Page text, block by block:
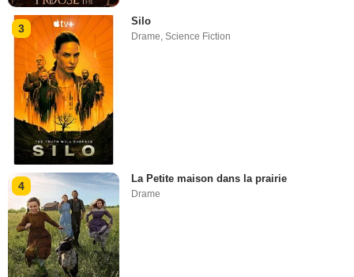
3
Silo
Drame,Science Fiction
4
La Petite maison dans la prairie
Drame